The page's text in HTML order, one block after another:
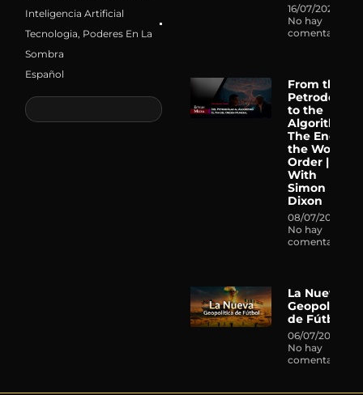
Inteligencia Artificial
Tecnologia, Poderes En La
Sombra
Español
16/07/2026
No hay
comentarios
From the
Petrodollar
to the
Algorithm:
The End of
the World
Order |
With
Simon
Dixon
08/07/2026
No hay
comentarios
La Nueva
Geopolítica
de Fútbol
06/07/2026
No hay
comentarios